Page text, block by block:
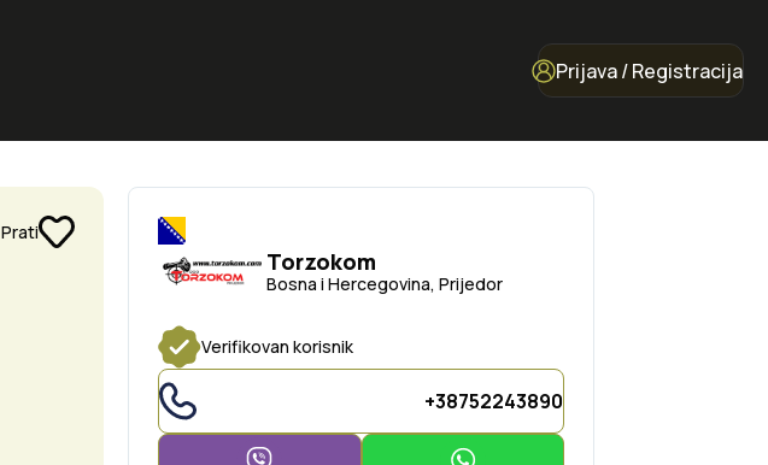
Prijava / Registracija
Prati
Torzokom
Bosna i Hercegovina, Prijedor
Verifikovan korisnik
+38752243890